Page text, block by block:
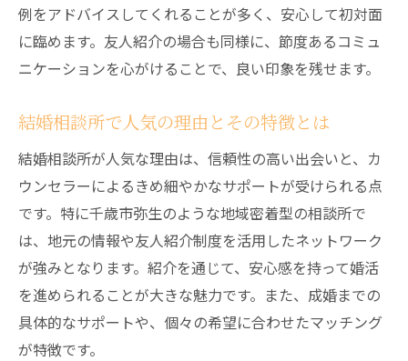
例をアドバイスしてくれることが多く、安心して初対面
に臨めます。友人紹介の場合も同様に、節度あるコミュ
ニケーションを心がけることで、良い印象を残せます。
結婚相談所で人気の理由とその特徴とは
結婚相談所が人気な理由は、信頼性の高い出会いと、カ
ウンセラーによるきめ細やかなサポートが受けられる点
です。特に千歳市弥生のような地域密着型の相談所で
は、地元の情報や友人紹介制度を活用したネットワーク
が強みとなります。紹介を通じて、安心感を持って婚活
を進められることが大きな魅力です。また、成婚までの
具体的なサポートや、個々の希望に合わせたマッチング
が特徴です。